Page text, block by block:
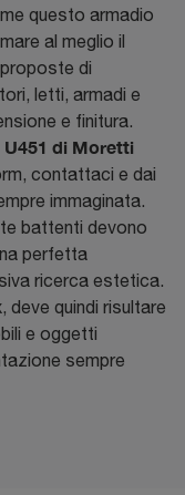
questo armadio
al meglio il
di
letti, armadi e
e finitura.
di Moretti
contattaci e dai
immaginata.
battenti devono
perfetta
ricerca estetica.
deve quindi risultare
e oggetti
sempre